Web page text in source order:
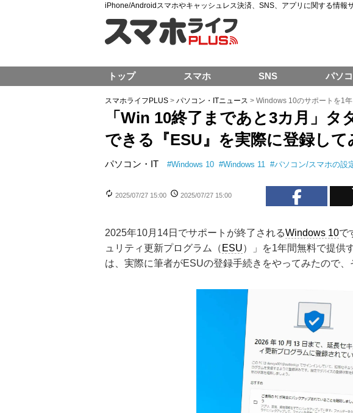
iPhone/Androidスマホやキャッシュレス決済、SNS、アプリに関する情報
スマホライフPLUS > パソコン・ITニュース > Windows 10のサポートを1
「Win 10終了まであと3カ月」
できる『ESU』を実際に登録して
パソコン・IT #Windows 10 #Windows 11 #パソコン/スマホの設
2025/07/27 15:00 2025/07/27 15:00
2025年10月14日でサポートが終了されるWindows 10で
ュリティ更新プログラム（ ESU）」を1年間無料で提供
は、実際に筆者がESUの登録手続きをやってみたので、
トップ スマホ SNS パソ